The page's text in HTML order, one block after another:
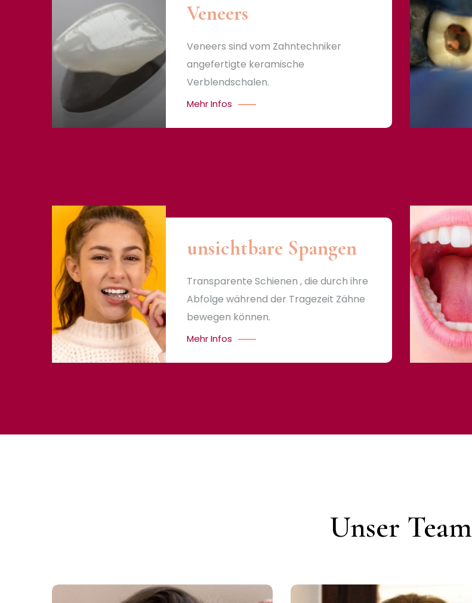
Veneers
Veneers sind vom Zahntechniker
angefertigte keramische
Verblendschalen.
Mehr Infos
unsichtbare Spangen
Transparente Schienen , die durch ihre
Abfolge während der Tragezeit Zähne
bewegen können.
Mehr Infos
Unser Team